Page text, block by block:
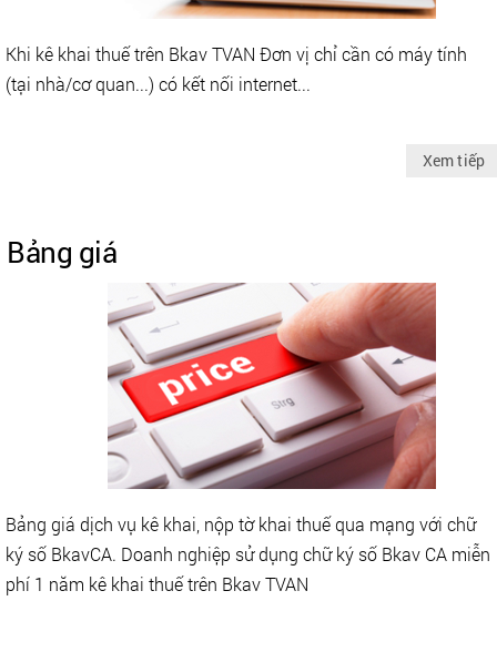
Khi kê khai thuế trên Bkav TVAN Đơn vị chỉ cần có máy tính
(tại nhà/cơ quan...) có kết nối internet...
Xem tiếp
Bảng giá
Bảng giá dịch vụ kê khai, nộp tờ khai thuế qua mạng với chữ
ký số BkavCA. Doanh nghiệp sử dụng chữ ký số Bkav CA miễn
phí 1 năm kê khai thuế trên Bkav TVAN